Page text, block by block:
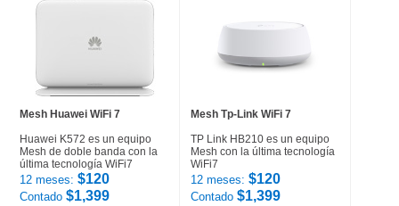
Mesh Huawei WiFi 7
Huawei K572 es un equipo
Mesh de doble banda con la
última tecnología WiFi7
12 meses: $120
Contado $1,399
Mesh Tp-Link WiFi 7
TP Link HB210 es un equipo
Mesh con la última tecnología
WiFi7
12 meses: $120
Contado $1,399